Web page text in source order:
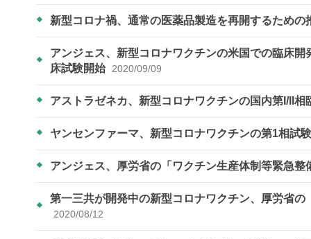
新型コロナ禍、通常の医薬品製造を再開するため
アンジェス、新型コロナワクチンの米国での臨床
床試験開始 2020/09/09
アストラゼネカ、新型コロナワクチンの国内第I/II
ヤンセンファーマ、新型コロナワクチンの第1相試
アンジェス、厚労省の「ワクチン生産体制等緊急
第一三共が開発中の新型コロナワクチン、厚労省
2020/08/12